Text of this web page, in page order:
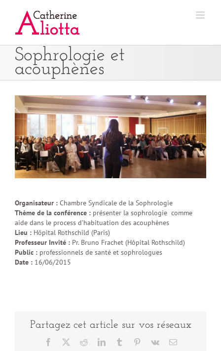
contenu
Sophrologie et
acouphènes
Organisateur : Chambre Syndicale de la Sophrologie
Thème de la conférence :présenter la sophrologie comme
aide dans le process d’habituation des acouphènes
Lieu :Hôpital Rothschild (Paris)
Professeur Invité :Pr. Bruno Frachet (Hôpital Rothschild)
Public : professionnels de santé et sophrologues
Date : 16/06/2015
Partagez cet article sur vos réseaux
Facebook RedditLinkedInTumblr Pinterest
Vk Email